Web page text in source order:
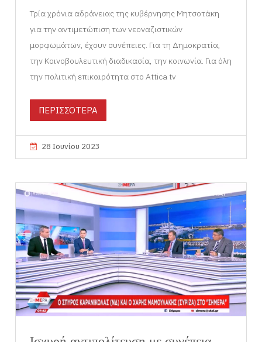
Τρία χρόνια αδράνειας της κυβέρνησης Μητσοτάκη
για την αντιμετώπιση των νεοναζιστικών
μορφωμάτων, έχουν συνέπειες. Για τη Δημοκρατία,
την Κοινοβουλευτική διαδικασία, την κοινωνία. Για όλη
την πολιτική επικαιρότητα στο Attica tv
ΠΕΡΙΣΣΟΤΕΡΑ
28 Ιουνίου 2023